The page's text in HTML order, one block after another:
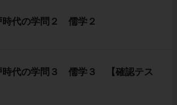
時代の学問２ 儒学２
時代の学問３ 儒学３ 【確認テス